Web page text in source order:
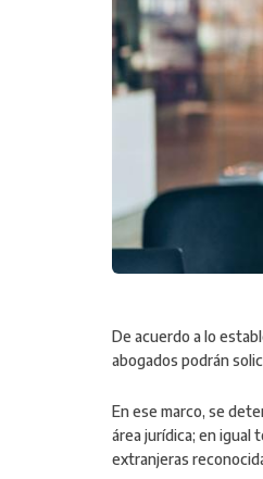
De acuerdo a lo
abogados podrán
En ese marco, se
área jurídica; en
extranjeras